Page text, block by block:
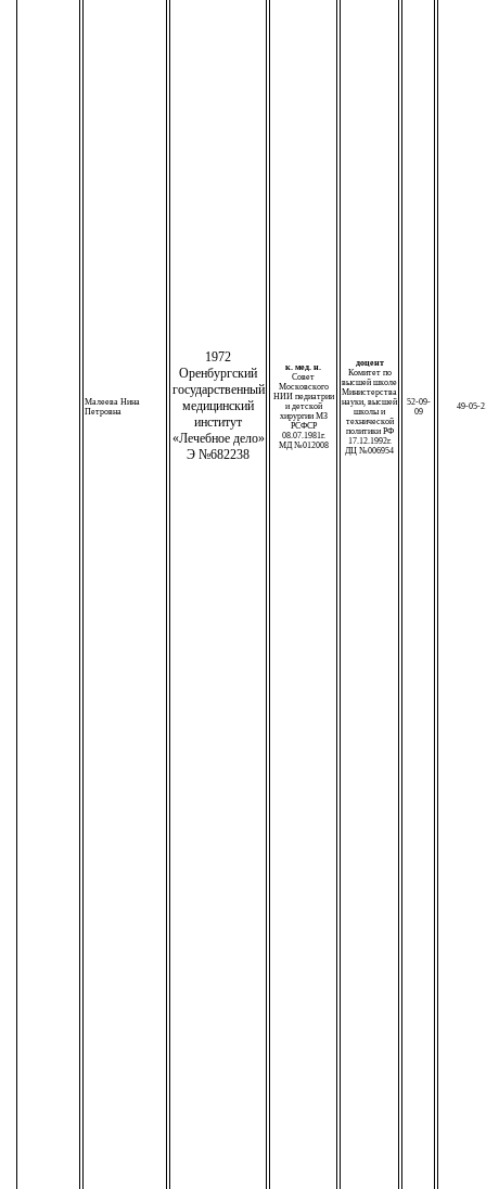
Малеева Нина
Петровна
1972
Оренбургский
государственный
медицинский
институт
«Лечебное дело»
Э №682238
к. мед. н.
Совет
Московского
НИИ педиатрии
и детской
хирургии МЗ
РСФСР
08.07.1981г.
МД №012008
доцент
Комитет по
высшей школе
Министерства
науки, высшей
школы и
технической
политики РФ
17.12.1992г.
ДЦ №006954
52-09-
09
49-05-